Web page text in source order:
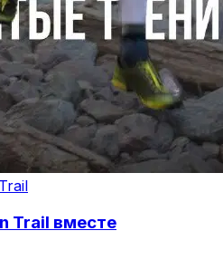
Trail вместе